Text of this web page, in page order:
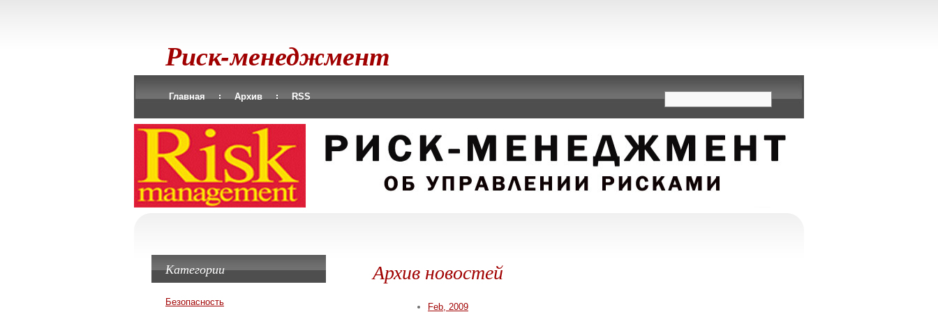
Риск-менеджмент
Главная Архив RSS
Архив новостей
Feb, 2009
Категории
Безопасность